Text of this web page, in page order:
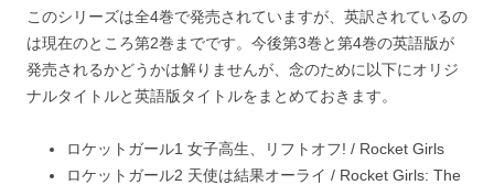
このシリーズは全4巻で発売されていますが、英訳されているの
は現在のところ第2巻までです。今後第3巻と第4巻の英語版が
発売されるかどうかは解りませんが、念のために以下にオリジ
ナルタイトルと英語版タイトルをまとめておきます。
ロケットガール1 女子高生、リフトオフ! / Rocket Girls
ロケットガール2 天使は結果オーライ / Rocket Girls: The